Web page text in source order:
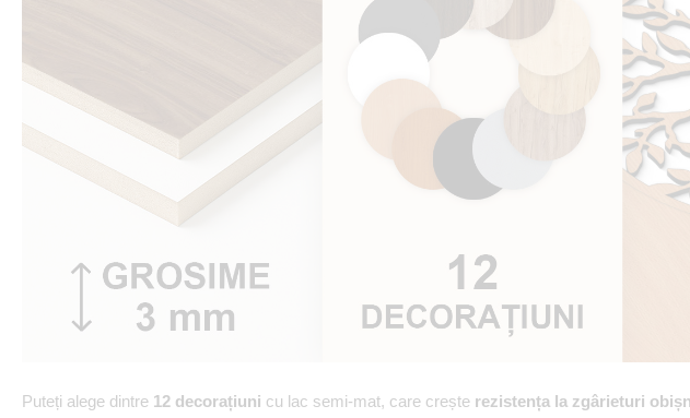
Puteți alege dintre 12 decorațiuni cu lac semi-mat, care crește rezistența la zgârieturi